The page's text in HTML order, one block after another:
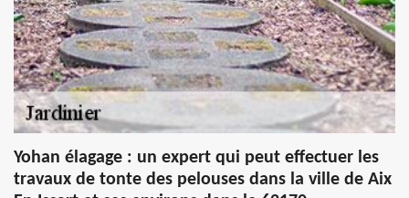
Yohan élagage : un expert qui peut effectuer les
travaux de tonte des pelouses dans la ville de Aix